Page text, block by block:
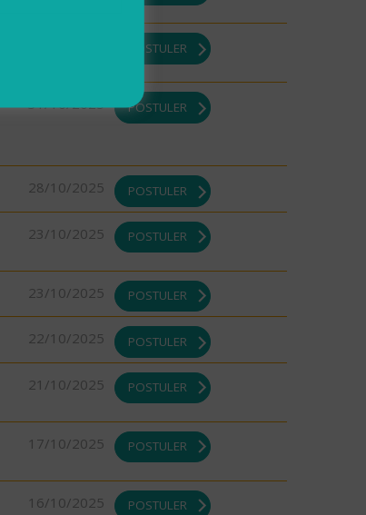
POSTULER
31/10/2025 POSTULER
28/10/2025 POSTULER
23/10/2025 POSTULER
23/10/2025 POSTULER
22/10/2025 POSTULER
21/10/2025 POSTULER
17/10/2025 POSTULER
16/10/2025 POSTULER